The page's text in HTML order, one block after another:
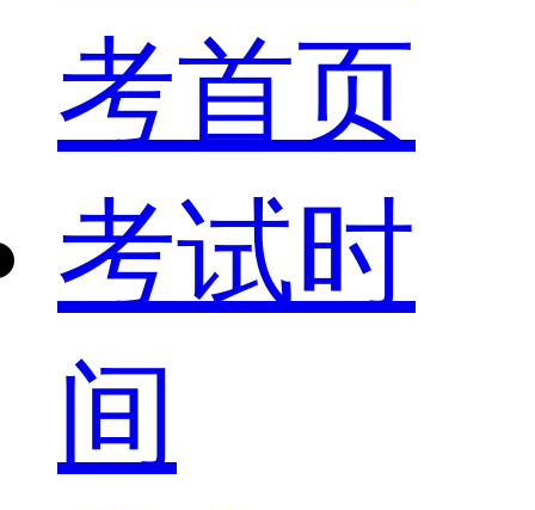
考首页
考试时
间